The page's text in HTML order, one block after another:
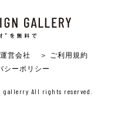
営会社
＞ ご利用規約
シーポリシー
All rights reserved.